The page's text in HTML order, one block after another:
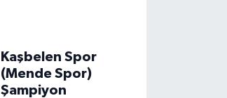
Kaşbelen Spor
(Mende Spor)
Şampiyon